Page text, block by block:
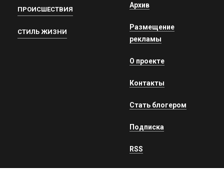
ПРОИСШЕСТВИЯ
СТИЛЬ ЖИЗНИ
Архив
Размещение
рекламы
О проекте
Контакты
Стать блогером
Подписка
RSS